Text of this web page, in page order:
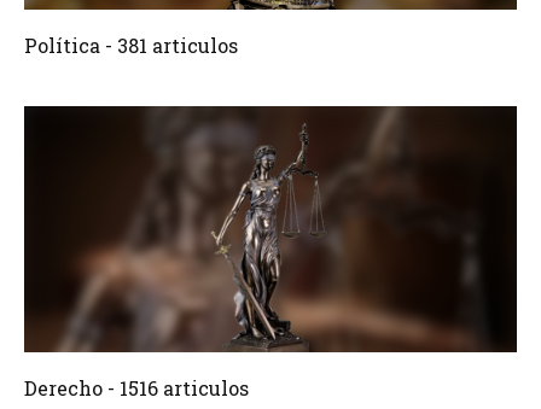
Política - 381 articulos
Crear 1516 Articulos
Derecho - 1516 articulos